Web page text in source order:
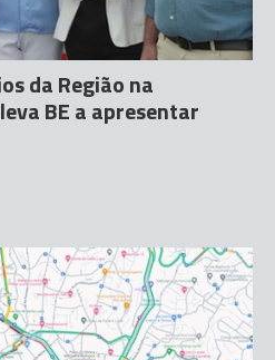
da Região na
BE a apresentar